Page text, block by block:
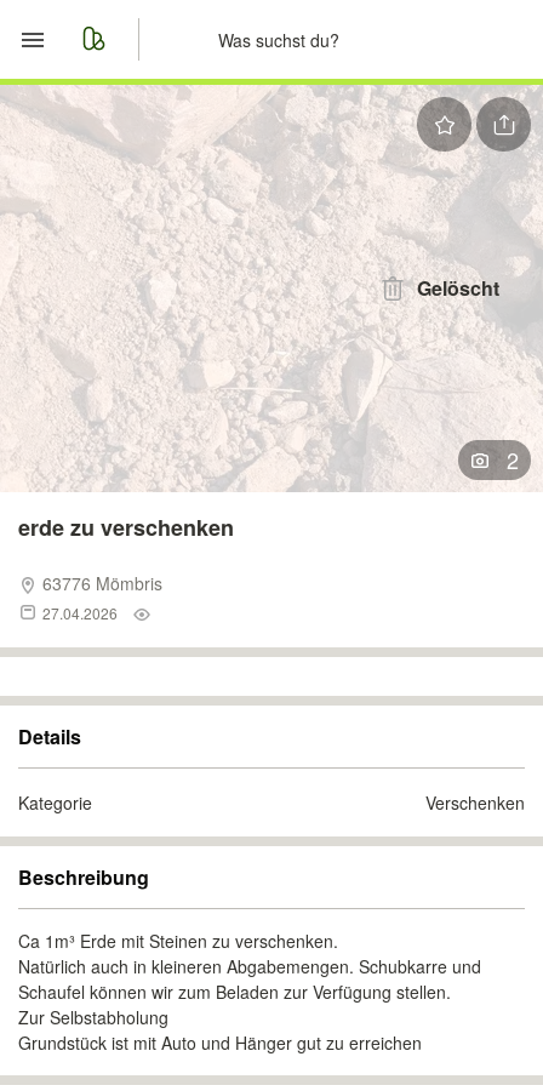
Start
Merkliste
Nachrichten
Anzeige aufgeben
Gelöscht
2
erde zu verschenken
63776 Mömbris
27.04.2026
Details
Kategorie Verschenken
Beschreibung
Ca 1m³ Erde mit Steinen zu verschenken.
Natürlich auch in kleineren Abgabemengen. Schubkarre und
Schaufel können wir zum Beladen zur Verfügung stellen.
Zur Selbstabholung
Grundstück ist mit Auto und Hänger gut zu erreichen